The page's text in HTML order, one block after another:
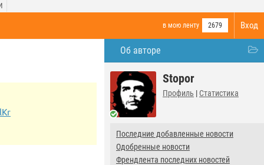
Вход
в мою ленту 2679
Об авторе
Stopor
Профиль | Статистика
Последние добавленные новости
Одобренные новости
Френдлента последних новостей